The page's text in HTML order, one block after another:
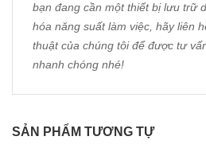
bạn đang cần một thiết bị lưu trữ
hóa năng suất làm việc, hãy liên
thuật của chúng tôi để được tư
nhanh chóng nhé!
SẢN PHẨM TƯƠNG TỰ